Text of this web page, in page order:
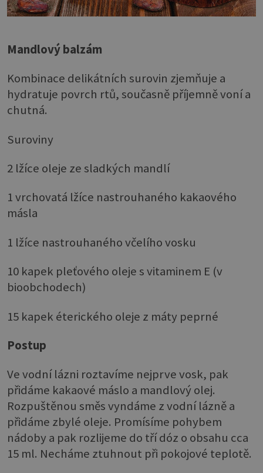
Mandlový balzám
Kombinace delikátních surovin zjemňuje a
hydratuje povrch rtů, současně příjemně voní a
chutná.
Suroviny
2 lžíce oleje ze sladkých mandlí
1 vrchovatá lžíce nastrouhaného kakaového
másla
1 lžíce nastrouhaného včelího vosku
10 kapek pleťového oleje s vitaminem E (v
bioobchodech)
15 kapek éterického oleje z máty peprné
Postup
Ve vodní lázni roztavíme nejprve vosk, pak
přidáme kakaové máslo a mandlový olej.
Rozpuštěnou směs vyndáme z vodní lázně a
přidáme zbylé oleje. Promísíme pohybem
nádoby a pak rozlijeme do tří dóz o obsahu cca
15 ml. Necháme ztuhnout při pokojové teplotě.